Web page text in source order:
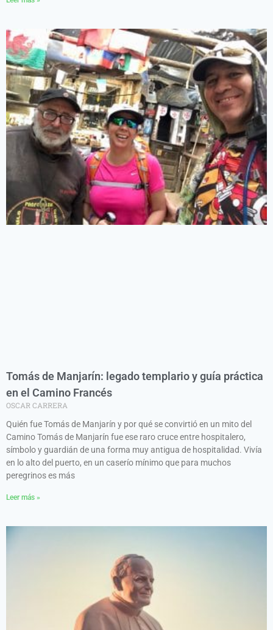
Tomás de Manjarín: legado templario y guía práctica
en el Camino Francés
OSCAR CARRERA
Quién fue Tomás de Manjarín y por qué se convirtió en un mito del
Camino Tomás de Manjarín fue ese raro cruce entre hospitalero,
símbolo y guardián de una forma muy antigua de hospitalidad. Vivía
en lo alto del puerto, en un caserío mínimo que para muchos
peregrinos es más
Leer más »